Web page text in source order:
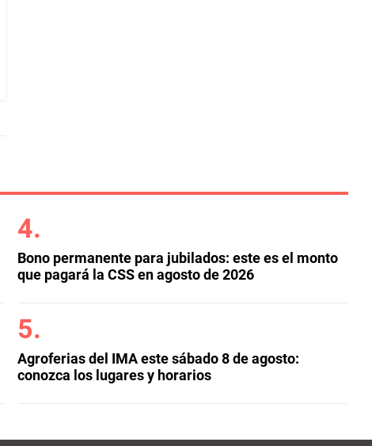
Bono permanente para jubilados: este es el monto
que pagará la CSS en agosto de 2026
Agroferias del IMA este sábado 8 de agosto:
conozca los lugares y horarios